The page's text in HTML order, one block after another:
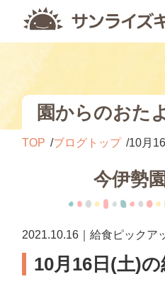
園からのおた
TOP ブログトップ 10月
今伊勢
2021.10.16｜給食ピックア
10月16日(土)